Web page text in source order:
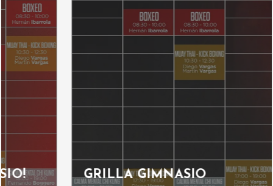
GRILLA GIMNASIO